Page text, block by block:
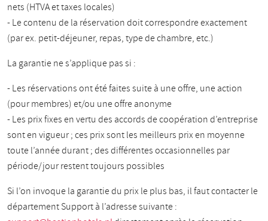
nets (HTVA et taxes locales)
- Le contenu de la réservation doit correspondre exactement
(par ex. petit-déjeuner, repas, type de chambre, etc.)
La garantie ne s’applique pas si :
- Les réservations ont été faites suite à une offre, une action
(pour membres) et/ou une offre anonyme
- Les prix fixes en vertu des accords de coopération d’entreprise
sont en vigueur ; ces prix sont les meilleurs prix en moyenne
toute l’année durant ; des différentes occasionnelles par
période/jour restent toujours possibles
Si l’on invoque la garantie du prix le plus bas, il faut contacter le
département Support à l’adresse suivante :